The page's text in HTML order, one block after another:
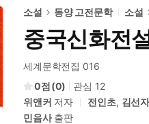
소설 동양 고전문학 소설
중국신화전
세계문학전집 016
0
(0) 관심 12
위앤커 저자 전인초, 김선
민음사출판